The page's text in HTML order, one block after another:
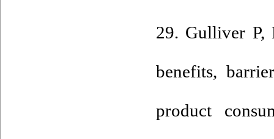
29. Gulliver P,
benefits,
product